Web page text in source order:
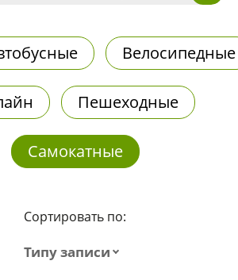
Велосипедные
Пешеходные
Самокатные
Сортировать по:
Типу записи